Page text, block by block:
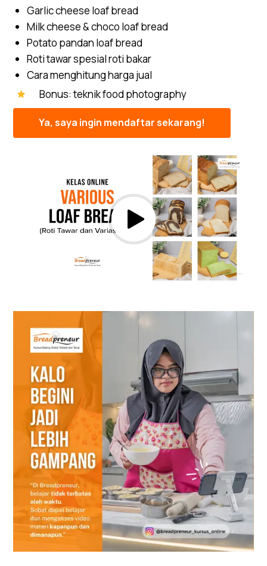
Garlic cheese loaf bread
Milk cheese & choco loaf bread
Potato pandan loaf bread
Roti tawar spesial roti bakar
Cara menghitung harga jual
Bonus: teknik food photography
Ya, saya ingin mendaftar sekarang!